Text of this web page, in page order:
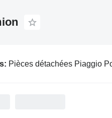
Pièces détachées Piaggio